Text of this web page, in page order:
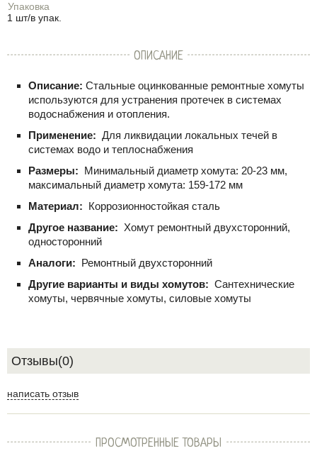
Упаковка
1 шт/в упак.
ОПИСАНИЕ
Описание: Стальные оцинкованные ремонтные хомуты
используются для устранения протечек в системах
водоснабжения и отопления.
Применение: Для ликвидации локальных течей в
системах водо и теплоснабжения
Размеры: Минимальный диаметр хомута: 20-23 мм,
максимальный диаметр хомута: 159-172 мм
Материал: Коррозионностойкая сталь
Другое название: Хомут ремонтный двухсторонний,
односторонний
Аналоги: Ремонтный двухсторонний
Другие варианты и виды хомутов: Сантехнические
хомуты, червячные хомуты, силовые хомуты
Отзывы(0)
написать отзыв
ПРОСМОТРЕННЫЕ ТОВАРЫ